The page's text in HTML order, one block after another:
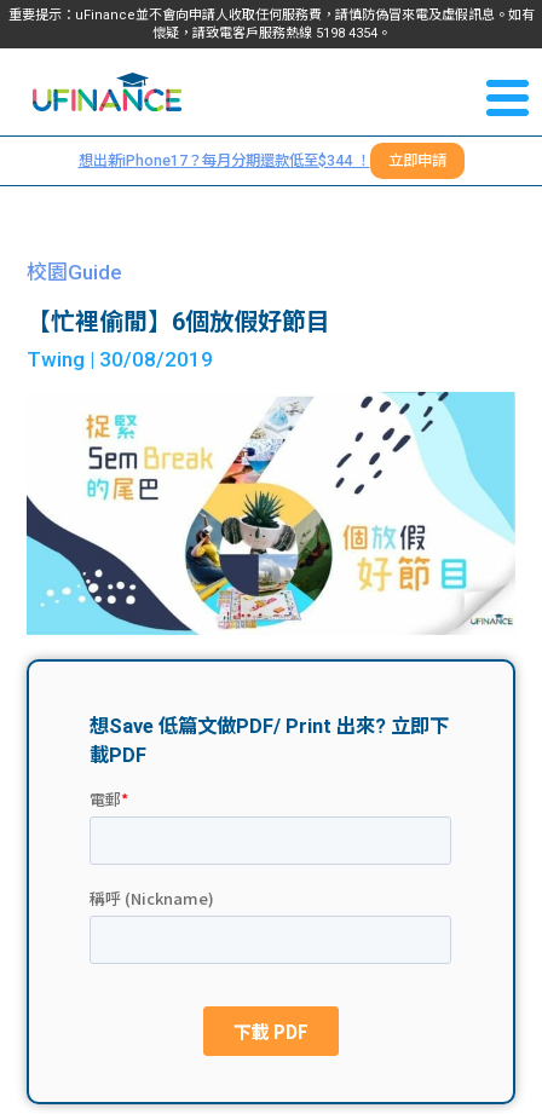
重要提示：uFinance並不會向申請人收取任何服務費，請慎防偽冒來電及虛假訊息。如有
懷疑，請致電客戶服務熱線 5198 4354。
我們
服務
貸款
貸款
計算
機
故事
生學
款
貸款
資訊
Blog
大專
生筍
介
de
han
ge
常見
問題
學生
uFina
校園
贊助
聯絡
們
＋
想出新iPhone17？每月分期還款低至$344 ！ 立即申請
校園Guide
【忙裡偷閒】6個放假好節目
Twing | 30/08/2019